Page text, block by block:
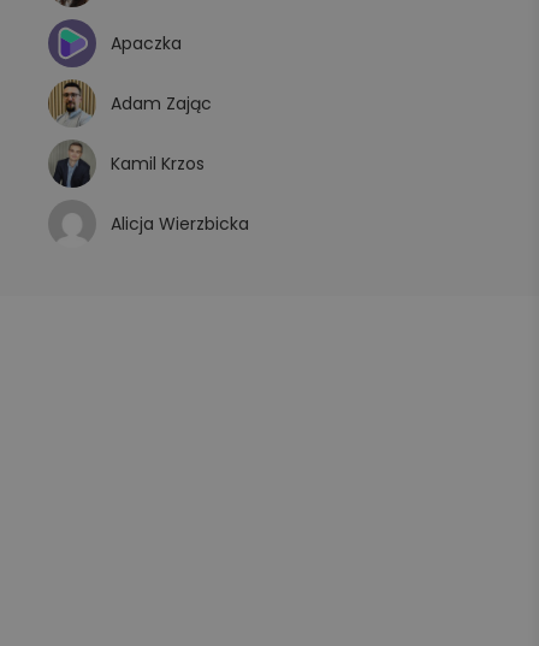
Apaczka
Adam Zając
Kamil Krzos
Alicja Wierzbicka